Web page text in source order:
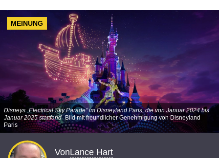
MEINUNG
Disneys „Electrical Sky Parade“ im Disneyland Paris, die von Januar 2024 bis
Januar 2025 stattfand Bild mit freundlicher Genehmigung von Disneyland
Paris
VonLance Hart